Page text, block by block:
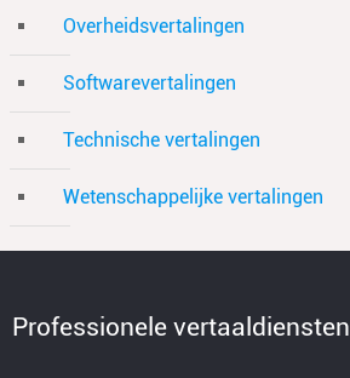
Overheidsvertalingen
Softwarevertalingen
Technische vertalingen
Wetenschappelijke vertalingen
Professionele vertaaldiensten